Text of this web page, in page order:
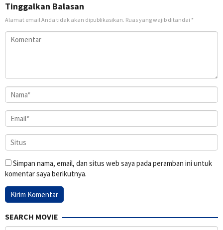
Tinggalkan Balasan
Alamat email Anda tidak akan dipublikasikan. Ruas yang wajib ditandai *
Simpan nama, email, dan situs web saya pada peramban ini untuk
komentar saya berikutnya.
SEARCH MOVIE